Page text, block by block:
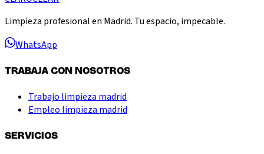
Limpieza profesional en Madrid. Tu espacio, impecable.
WhatsApp
TRABAJA CON NOSOTROS
Trabajo limpieza madrid
Empleo limpieza madrid
SERVICIOS